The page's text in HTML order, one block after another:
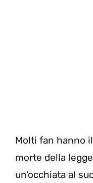
Molti fan hanno
morte della
un’occhiata al